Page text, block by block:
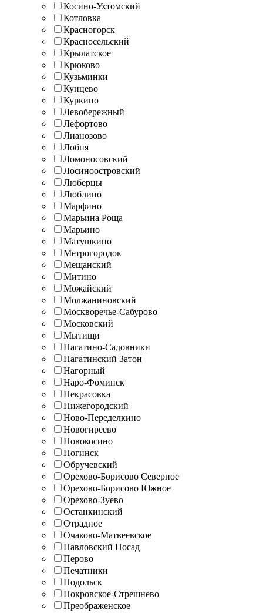
Косино-Ухтомский
Котловка
Красногорск
Красносельский
Крылатское
Крюково
Кузьминки
Кунцево
Куркино
Левобережный
Лефортово
Лианозово
Лобня
Ломоносовский
Лосиноостровский
Люберцы
Люблино
Марфино
Марьина Роща
Марьино
Матушкино
Метрогородок
Мещанский
Митино
Можайский
Молжаниновский
Москворечье-Сабурово
Московский
Мытищи
Нагатино-Садовники
Нагатинский Затон
Нагорный
Наро-Фоминск
Некрасовка
Нижегородский
Ново-Переделкино
Новогиреево
Новокосино
Ногинск
Обручевский
Орехово-Борисово Северное
Орехово-Борисово Южное
Орехово-Зуево
Останкинский
Отрадное
Очаково-Матвеевское
Павловский Посад
Перово
Печатники
Подольск
Покровское-Стрешнево
Преображенское